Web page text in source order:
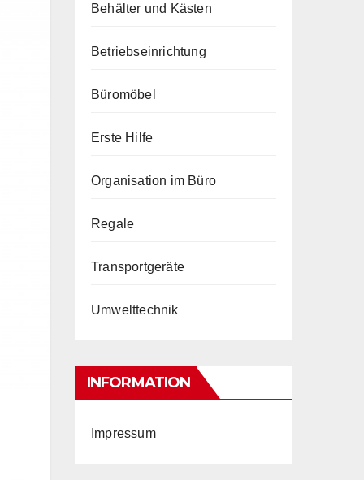
Behälter und Kästen
Betriebseinrichtung
Büromöbel
Erste Hilfe
Organisation im Büro
Regale
Transportgeräte
Umwelttechnik
INFORMATION
Impressum